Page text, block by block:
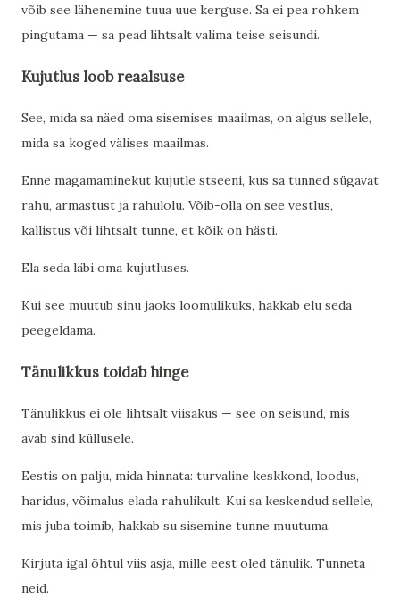
võib see lähenemine tuua uue kerguse. Sa ei pea rohkem
pingutama — sa pead lihtsalt valima teise seisundi.
Kujutlus loob reaalsuse
See, mida sa näed oma sisemises maailmas, on algus sellele,
mida sa koged välises maailmas.
Enne magamaminekut kujutle stseeni, kus sa tunned sügavat
rahu, armastust ja rahulolu. Võib-olla on see vestlus,
kallistus või lihtsalt tunne, et kõik on hästi.
Ela seda läbi oma kujutluses.
Kui see muutub sinu jaoks loomulikuks, hakkab elu seda
peegeldama.
Tänulikkus toidab hinge
Tänulikkus ei ole lihtsalt viisakus — see on seisund, mis
avab sind küllusele.
Eestis on palju, mida hinnata: turvaline keskkond, loodus,
haridus, võimalus elada rahulikult. Kui sa keskendud sellele,
mis juba toimib, hakkab su sisemine tunne muutuma.
Kirjuta igal õhtul viis asja, mille eest oled tänulik. Tunneta
neid.